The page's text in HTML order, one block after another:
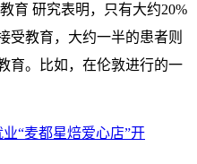
育 研究表明，只有大约20%
受教育，大约一半的患者则
育。比如，在伦敦进行的一